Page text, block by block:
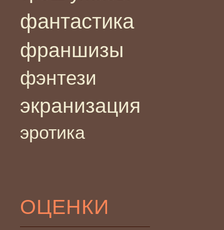
фантастика
франшизы
фэнтези
экранизация
эротика
ОЦЕНКИ